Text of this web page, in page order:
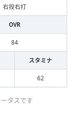
右投右打
OVR
84
スタミナ
62
タスです